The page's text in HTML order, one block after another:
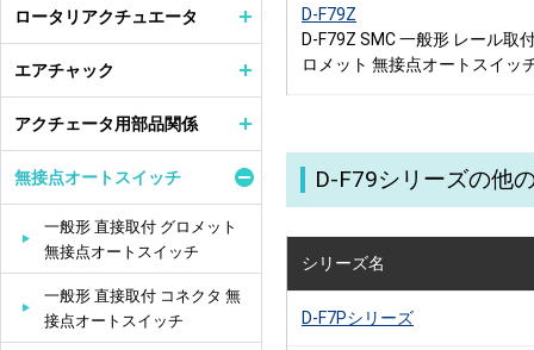
D-F79Z
D-F79Z SMC 一般形 レール取
ロメット 無接点オートスイッ
D-F79シリーズの他
シリーズ名
D-F7Pシリーズ
ロータリアクチュエータ
エアチャック
アクチェータ用部品関係
無接点オートスイッチ
一般形 直接取付 グロメット
無接点オートスイッチ
一般形 直接取付 コネクタ 無
接点オートスイッチ